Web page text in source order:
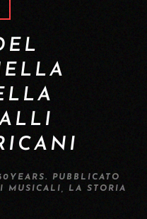
. PUBBLICATO
MUSICALI
LA STORIA